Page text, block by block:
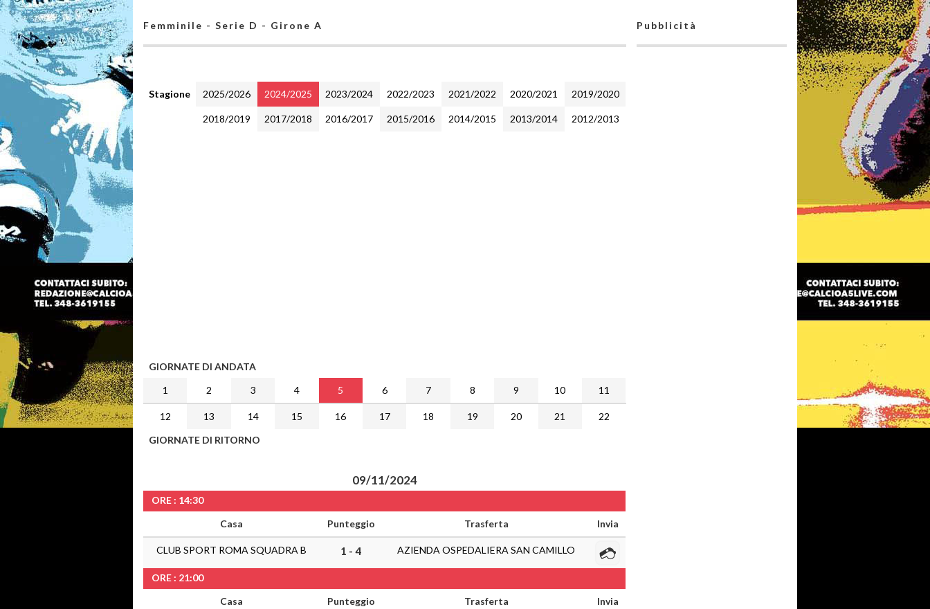
Femminile - Serie D - Girone A
Stagione 2025/2026 2024/2025 2023/2024 2022/2023 2021/2022 2020/2021 2019/2020
2018/2019 2017/2018 2016/2017 2015/2016 2014/2015 2013/2014 2012/2013
GIORNATE DI ANDATA
1
2 3 4 5 6 7 8 9 10 11
12 13 14 15 16 17 18 19 20 21
22
GIORNATE DI RITORNO
09/11/2024
ORE : 14:30
Casa
Punteggio Trasferta Invia
CLUB SPORT ROMA SQUADRA B 1 - 4 AZIENDA OSPEDALIERA SAN CAMILLO
ORE : 21:00
Casa
Punteggio Trasferta Invia
Pubblicità